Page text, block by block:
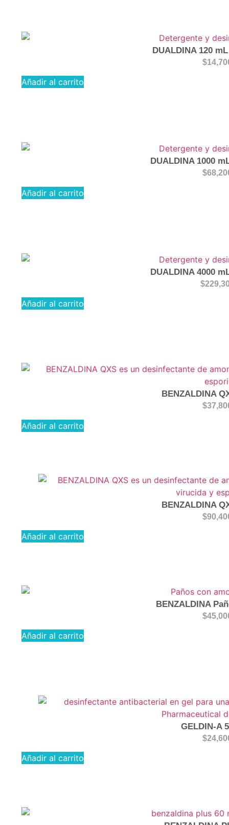
DUALDINA 120
$
Añadir al carrito
DUALDINA 1000
$
Añadir al carrito
DUALDINA 4000
$
Añadir al carrito
BENZALDINA
$
Añadir al carrito
BENZALDINA
$
Añadir al carrito
BENZALDINA
$
Añadir al carrito
GELDIN-A
$
Añadir al carrito